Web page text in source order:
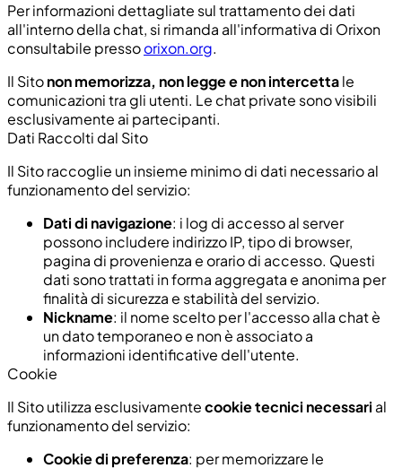
Per informazioni dettagliate sul trattamento dei dati
all'interno della chat, si rimanda all'informativa di Orixon
consultabile pressoorixon.org.
Il Sitonon memorizza, non legge e non intercettale
comunicazioni tra gli utenti. Le chat private sono visibili
esclusivamente ai partecipanti.
Dati Raccolti dal Sito
Il Sito raccoglie un insieme minimo di dati necessario al
funzionamento del servizio:
Dati di navigazione: i log di accesso al server
possono includere indirizzo IP, tipo di browser,
pagina di provenienza e orario di accesso. Questi
dati sono trattati in forma aggregata e anonima per
finalità di sicurezza e stabilità del servizio.
Nickname: il nome scelto per l'accesso alla chat è
un dato temporaneo e non è associato a
informazioni identificative dell'utente.
Cookie
Il Sito utilizza esclusivamentecookie tecnici necessari al
funzionamento del servizio:
Cookie di preferenza: per memorizzare le